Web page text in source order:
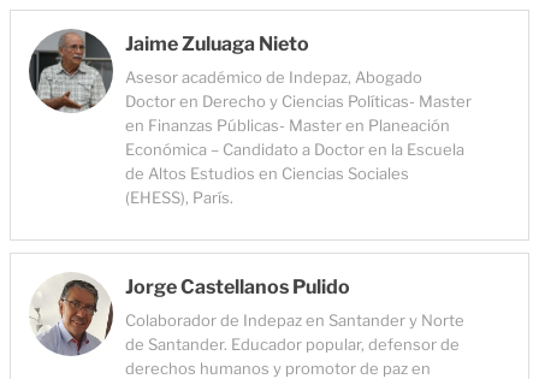
Jaime Zuluaga Nieto
Asesor académico de Indepaz, Abogado
Doctor en Derecho y Ciencias Políticas- Master
en Finanzas Públicas- Master en Planeación
Económica – Candidato a Doctor en la Escuela
de Altos Estudios en Ciencias Sociales
(EHESS), París.
Jorge Castellanos Pulido
Colaborador de Indepaz en Santander y Norte
de Santander. Educador popular, defensor de
derechos humanos y promotor de paz en